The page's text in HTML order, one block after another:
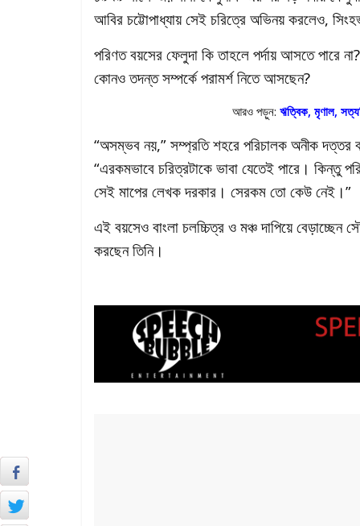
আবির চট্টোপাধ্যায় সেই চরিত্রে অভিনয় করলেও,
পরিণত বয়সের ফেলুদা কি তাহলে পর্দায় আসতে পারে
কোনও তদন্ত সম্পর্কে পরামর্শ নিতে আসছেন?
আরও পড়ুন: ঋত্বিক, মৃণাল,
“অসম্ভব নয়,” সম্প্রতি শহরে পরিচালক অনীক দত্তর
“এরকমভাবে চরিত্রটাকে ভাবা যেতেই পারে। কিন্তু
সেই মাপের লেখক দরকার। সেরকম তো কেউ নেই।”
এই বয়সেও বাংলা চলচ্চিত্র ও মঞ্চ দাপিয়ে বেড়াচ্ছেন
করছেন তিনি।